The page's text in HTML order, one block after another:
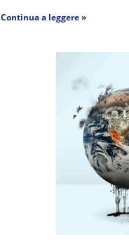
Continua a leggere »